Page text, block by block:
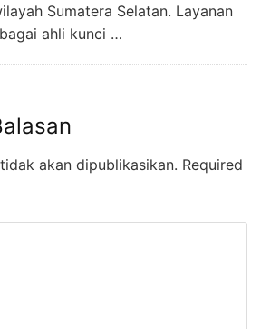
Sumatera Selatan. Layanan
ahli kunci …
akan dipublikasikan. Required